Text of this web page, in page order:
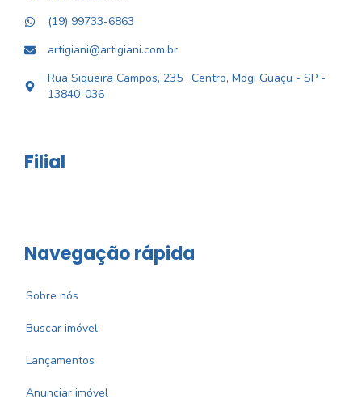
(19) 99733-6863
artigiani@artigiani.com.br
Rua Siqueira Campos, 235 , Centro, Mogi Guaçu - SP -
13840-036
Filial
Navegação rápida
Sobre nós
Buscar imóvel
Lançamentos
Anunciar imóvel